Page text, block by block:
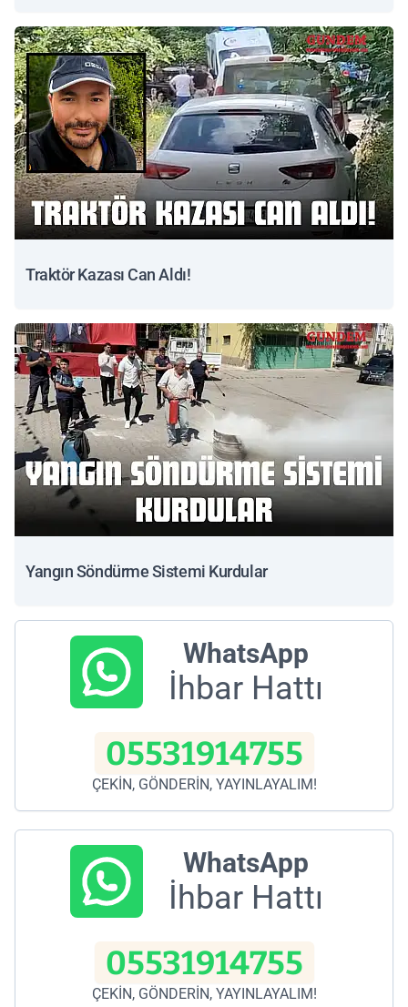
Traktör Kazası Can Aldı!
Yangın Söndürme Sistemi Kurdular
WhatsApp
İhbar Hattı
05531914755
ÇEKİN, GÖNDERİN, YAYINLAYALIM!
WhatsApp
İhbar Hattı
05531914755
ÇEKİN, GÖNDERİN, YAYINLAYALIM!